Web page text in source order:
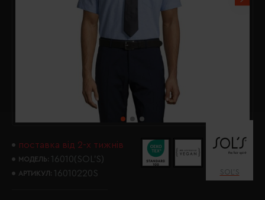
поставка від 2-х тижнів
МОДЕЛЬ: 16010(SOL’S)
АРТИКУЛ: 16010220S SOL’S